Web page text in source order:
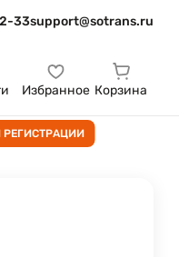
33support@sotrans.ru
РЕГИСТРАЦИИ
Избранное Корзина